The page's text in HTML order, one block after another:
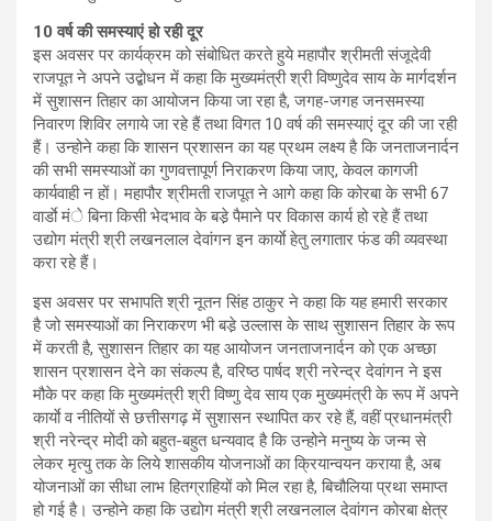
10 वर्ष की समस्याएं हो रही दूर
इस अवसर पर कार्यक्रम को संबोधित करते हुये महापौर श्रीमती संजूदेवी
राजपूत ने अपने उद्बोधन में कहा कि मुख्यमंत्री श्री विष्णुदेव साय के मार्गदर्शन
में सुशासन तिहार का आयोजन किया जा रहा है, जगह-जगह जनसमस्या
निवारण शिविर लगाये जा रहे हैं तथा विगत 10 वर्ष की समस्याएं दूर की जा रही
हैं। उन्होने कहा कि शासन प्रशासन का यह प्रथम लक्ष्य है कि जनताजनार्दन
की सभी समस्याओं का गुणवत्तापूर्ण निराकरण किया जाए, केवल कागजी
कार्यवाही न हों। महापौर श्रीमती राजपूत ने आगे कहा कि कोरबा के सभी 67
वार्डाे मंे बिना किसी भेदभाव के बडे़ पैमाने पर विकास कार्य हो रहे हैं तथा
उद्योग मंत्री श्री लखनलाल देवांगन इन कार्याे हेतु लगातार फंड की व्यवस्था
करा रहे हैं।
इस अवसर पर सभापति श्री नूतन सिंह ठाकुर ने कहा कि यह हमारी सरकार
है जो समस्याओं का निराकरण भी बडे़ उल्लास के साथ सुशासन तिहार के रूप
में करती है, सुशासन तिहार का यह आयोजन जनताजनार्दन को एक अच्छा
शासन प्रशासन देने का संकल्प है, वरिष्ठ पार्षद श्री नरेन्द्र देवांगन ने इस
मौके पर कहा कि मुख्यमंत्री श्री विष्णु देव साय एक मुख्यमंत्री के रूप में अपने
कार्याे व नीतियों से छत्तीसगढ़ में सुशासन स्थापित कर रहे हैं, वहीं प्रधानमंत्री
श्री नरेन्द्र मोदी को बहुत-बहुत धन्यवाद है कि उन्होने मनुष्य के जन्म से
लेकर मृत्यु तक के लिये शासकीय योजनाओं का क्रियान्वयन कराया है, अब
योजनाओं का सीधा लाभ हितग्राहियों को मिल रहा है, बिचौलिया प्रथा समाप्त
हो गई है। उन्होने कहा कि उद्योग मंत्री श्री लखनलाल देवांगन कोरबा क्षेत्र